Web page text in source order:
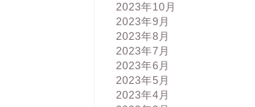
2023年10月
2023年9月
2023年8月
2023年7月
2023年6月
2023年5月
2023年4月